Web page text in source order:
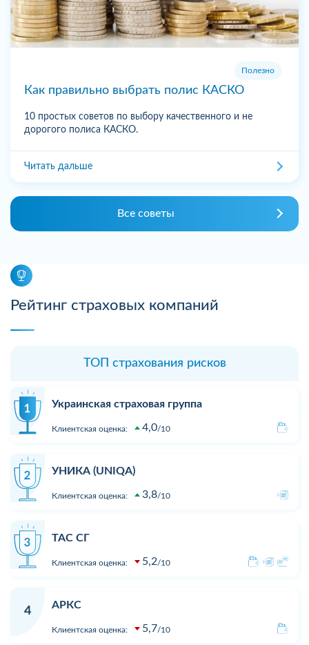
Полезно
Как правильно выбрать полис КАСКО
10 простых советов по выбору качественного и не
дорогого полиса КАСКО.
Читать дальше
Все советы
Рейтинг страховых компаний
ТОП страхования рисков
Украинская страховая группа
Клиентская оценка: 4,0 10
УНИКА (UNIQA)
Клиентская оценка: 3,8 10
ТАС СГ
Клиентская оценка: 5,2 10
4
АРКС
Клиентская оценка: 5,7 10